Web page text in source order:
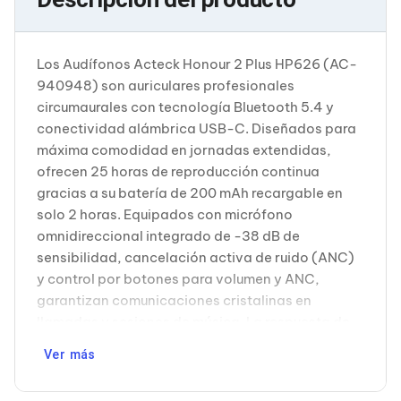
Cableado Estructurado para Servidores
Enfriamiento para Servidores
Soportes y Paneles
Sistemas Operativos para Servidores
Servidores
Soportes de Datos
Ultrium
Discos Duros / SSD / NAS
Accesorios para Discos Duros
Gabinetes de Discos Duros
Discos Duros Externos
Discos Duros para NAS
Discos Duros para Videovigilancia
Discos Duros para Servidores
Accesorios para SSD
Gabinetes para SSD
Discos Duros Internos para PC
Discos Duros Internos para Laptop
Monitores
Los Audífonos Acteck Honour 2 Plus HP626 (AC-
940948) son auriculares profesionales
circumaurales con tecnología Bluetooth 5.4 y
conectividad alámbrica USB-C. Diseñados para
máxima comodidad en jornadas extendidas,
ofrecen 25 horas de reproducción continua
gracias a su batería de 200 mAh recargable en
solo 2 horas. Equipados con micrófono
omnidireccional integrado de -38 dB de
sensibilidad, cancelación activa de ruido (ANC)
y control por botones para volumen y ANC,
garantizan comunicaciones cristalinas en
y 92 dB de sensibilidad aseguran audio de
Ver más